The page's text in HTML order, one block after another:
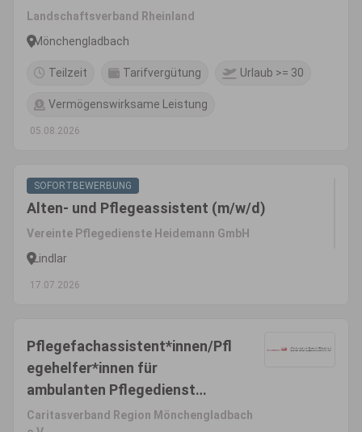
Landschaftsverband Rheinland
Mönchengladbach
Teilzeit Tarifvergütung Urlaub >= 30
Vermögenswirksame Leistung
05.08.2026
SOFORTBEWERBUNG
Alten- und Pflegeassistent (m/w/d)
Vereinte Pflegedienste Heidemann GmbH
Lindlar
17.07.2026
Pflegefachassistent*innen/Pfl
egehelfer*innen für
ambulanten Pflegedienst
(w/m/d)
Caritasverband Region Mönchengladbach